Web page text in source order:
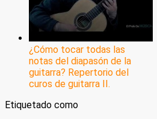
¿Cómo tocar todas las
notas del diapasón de la
guitarra? Repertorio del
curos de guitarra II.
Etiquetado como